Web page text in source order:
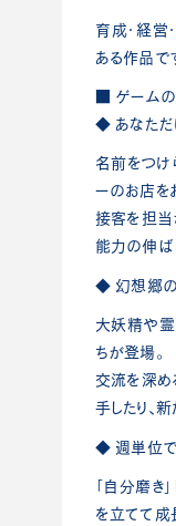
育成・経営
ある作品です
■ ゲーム
◆ あなただ
名前をつけ
ーのお店を
接客を担当
能力の伸ば
◆ 幻想郷の
大妖精や霊
ちが登場。
交流を深め
手したり、
◆ 週単位
「自分磨き
を立てて成